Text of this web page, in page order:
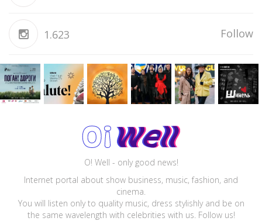
1.623 Follow
O! Well - only good news!
Internet portal about show business, music, fashion, and
cinema.
You will listen only to quality music, dress stylishly and be on
the same wavelength with celebrities with us. Follow us!